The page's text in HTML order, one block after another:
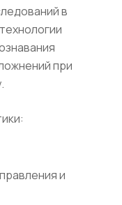
в
при
и